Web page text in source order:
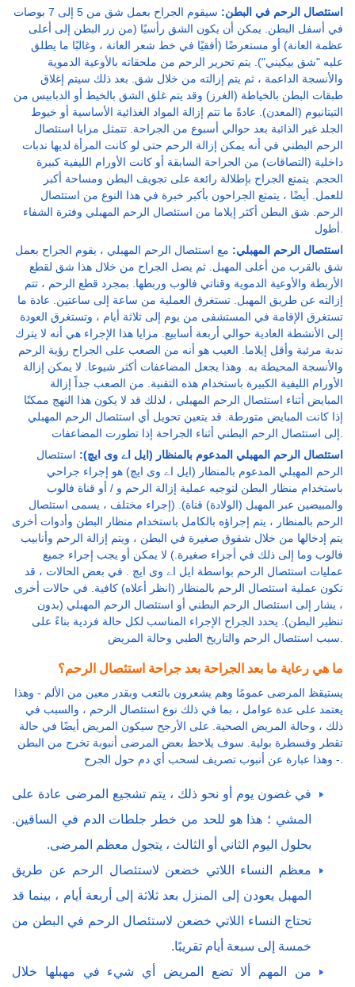
استئصال الرحم في البطن:
سيقوم الجراح بعمل شق من 5 إلى 7 بوصات
في أسفل البطن. يمكن أن يكون الشق رأسيًا (من زر البطن إلى أعلى
عظمة العانة) أو مستعرضًا (أفقيًا في خط شعر العانة ، وغالبًا ما يطلق
عليه "شق بيكيني"). يتم تحرير الرحم من ملحقاته بالأوعية الدموية
والأنسجة الداعمة ، ثم يتم إزالته من خلال شق. بعد ذلك سيتم إغلاق
طبقات البطن بالخياطة (الغرز) وقد يتم غلق الشق بالخيط أو الدبابيس من
التيتانيوم (المعدن). عادةً ما تتم إزالة المواد الغذائية الأساسية أو خيوط
الجلد غير الذائبة بعد حوالي أسبوع من الجراحة. تتمثل مزايا استئصال
الرحم البطني في أنه يمكن إزالة الرحم حتى لو كانت المرأة لديها ندبات
داخلية (التصاقات) من الجراحة السابقة أو كانت الأورام الليفية كبيرة
الحجم. يتمتع الجراح بإطلالة رائعة على تجويف البطن ومساحة أكبر
للعمل. أيضًا ، يتمتع الجراحون بأكبر خبرة في هذا النوع من استئصال
الرحم. شق البطن أكثر إيلاما من استئصال الرحم المهبلي وفترة الشفاء
استئصال الرحم المهبلي: مع استئصال الرحم المهبلي ، يقوم الجراح بعمل
شق بالقرب من أعلى المهبل. ثم يصل الجراح من خلال هذا شق لقطع
الأربطة والأوعية الدموية وقناتي فالوب وربطها. بمجرد قطع الرحم ، تتم
إزالته عن طريق المهبل. تستغرق العملية من ساعة إلى ساعتين. عادة ما
تستغرق الإقامة في المستشفى من يوم إلى ثلاثة أيام ، وتستغرق العودة
إلى الأنشطة العادية حوالي أربعة أسابيع. مزايا هذا الإجراء هي أنه لا يترك
ندبة مرئية وأقل إيلاما. العيب هو أنه من الصعب على الجراح رؤية الرحم
والأنسجة المحيطة به. وهذا يجعل المضاعفات أكثر شيوعا. لا يمكن إزالة
الأورام الليفية الكبيرة باستخدام هذه التقنية. من الصعب جداً إزالة
المبايض أثناء استئصال الرحم المهبلي ، لذلك قد لا يكون هذا النهج ممكنًا
إذا كانت المبايض متورطة. قد يتعين تحويل أي استئصال الرحم المهبلي
استئصال الرحم المهبلي المدعوم بالمنظار (ایل اے وی ایچ): استئصال
الرحم المهبلي المدعوم بالمنظار (ایل اے وی ایچ) هو إجراء جراحي
باستخدام منظار البطن لتوجيه عملية إزالة الرحم و / أو قناة فالوب
والمبيضين عبر المهبل (الولادة) قناة). (إجراء مختلف ، يسمى استئصال
الرحم بالمنظار ، يتم إجراؤه بالكامل باستخدام منظار البطن وأدوات أخرى
يتم إدخالها من خلال شقوق صغيرة في البطن ، ويتم إزالة الرحم وأنابيب
فالوب وما إلى ذلك في أجزاء صغيرة.) لا يمكن أو يجب إجراء جميع
عمليات استئصال الرحم بواسطة ایل اے وی ایچ . في بعض الحالات ، قد
تكون عملية استئصال الرحم بالمنظار (انظر أعلاه) كافية. في حالات أخرى
، يشار إلى استئصال الرحم البطني أو استئصال الرحم المهبلي (بدون
تنظير البطن). يحدد الجراح الإجراء المناسب لكل حالة فردية بناءً على
ما هي رعاية ما بعد الجراحة بعد جراحة استئصال الرحم؟
يستيقظ المرضى عمومًا وهم يشعرون بالتعب وبقدر معين من الألم - وهذا
يعتمد على عدة عوامل ، بما في ذلك نوع استئصال الرحم ، والسبب في
ذلك ، وحالة المريض الصحية. على الأرجح سيكون المريض أيضًا في حالة
تقطر وقسطرة بولية. سوف يلاحظ بعض المرضى أنبوبة تخرج من البطن
في غضون يوم أو نحو ذلك ، يتم تشجيع المرضى عادة على
المشي ؛ هذا هو للحد من خطر جلطات الدم في الساقين.
بحلول اليوم الثاني أو الثالث ، يتجول معظم المرضى.
معظم النساء اللاتي خضعن لاستئصال الرحم عن طريق
المهبل يعودن إلى المنزل بعد ثلاثة إلى أربعة أيام ، بينما قد
تحتاج النساء اللاتي خضعن لاستئصال الرحم في البطن من
خمسة إلى سبعة أيام تقريبًا.
من المهم ألا تضع المريض أي شيء في مهبلها خلال